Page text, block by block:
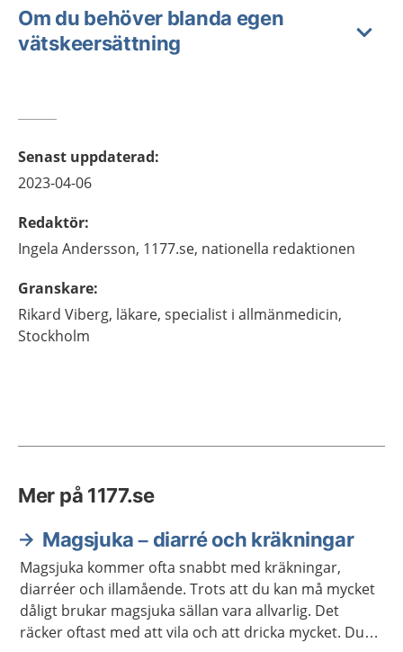
Om du behöver blanda egen
vätskeersättning
Senast uppdaterad:
2023-04-06
Redaktör:
Ingela Andersson, 1177.se, nationella redaktionen
Granskare:
Rikard Viberg, läkare, specialist i allmänmedicin,
Stockholm
Mer på 1177.se
Magsjuka – diarré och kräkningar
Magsjuka kommer ofta snabbt med kräkningar,
diarréer och illamående. Trots att du kan må mycket
dåligt brukar magsjuka sällan vara allvarlig. Det
räcker oftast med att vila och att dricka mycket. Du